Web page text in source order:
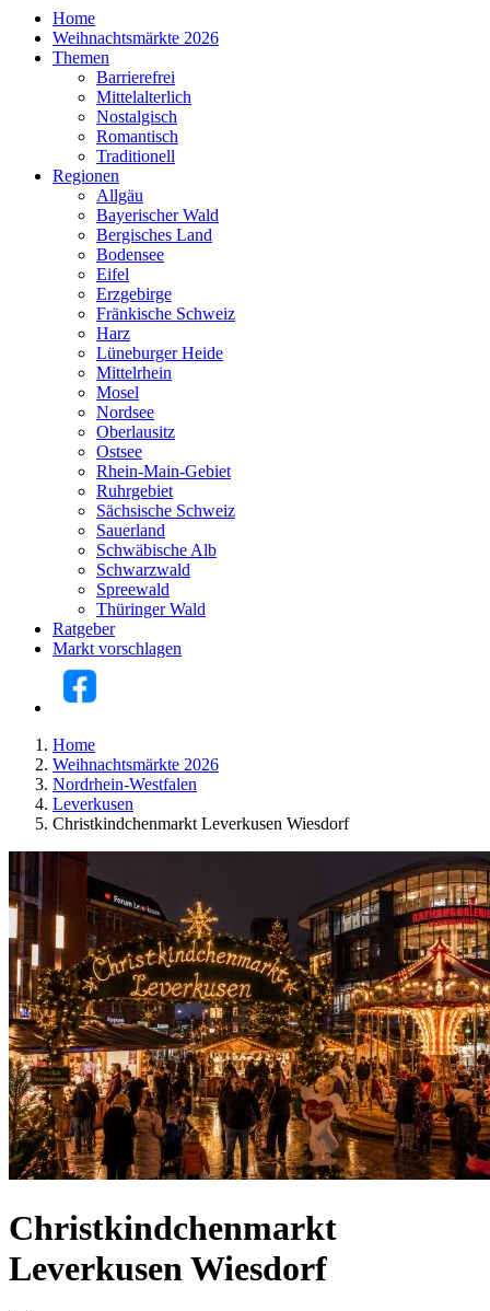
Home
Weihnachtsmärkte 2026
Themen
Barrierefrei
Mittelalterlich
Nostalgisch
Romantisch
Traditionell
Regionen
Allgäu
Bayerischer Wald
Bergisches Land
Bodensee
Eifel
Erzgebirge
Fränkische Schweiz
Harz
Lüneburger Heide
Mittelrhein
Mosel
Nordsee
Oberlausitz
Ostsee
Rhein-Main-Gebiet
Ruhrgebiet
Sächsische Schweiz
Sauerland
Schwäbische Alb
Schwarzwald
Spreewald
Thüringer Wald
Ratgeber
Markt vorschlagen
Home
Weihnachtsmärkte 2026
Nordrhein-Westfalen
Leverkusen
Christkindchenmarkt Leverkusen Wiesdorf
Christkindchenmarkt
Leverkusen Wiesdorf